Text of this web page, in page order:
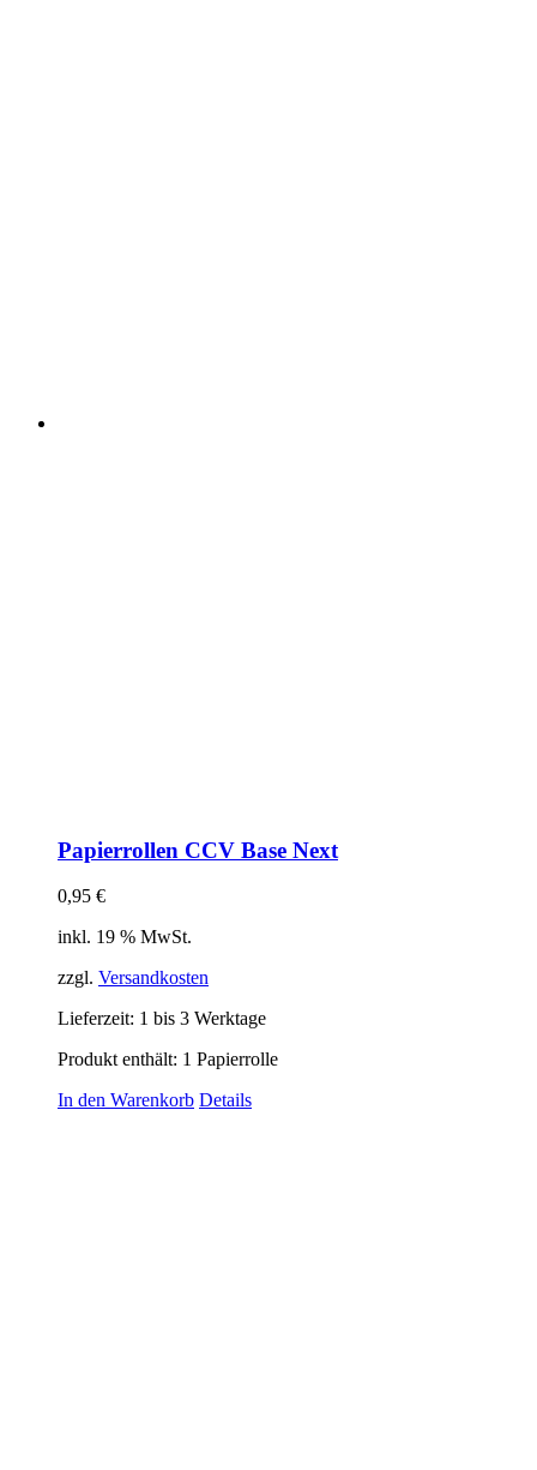
Papierrollen CCV Base Next
0,95 €
inkl. 19 % MwSt.
zzgl. Versandkosten
Lieferzeit: 1 bis 3 Werktage
Produkt enthält: 1 Papierrolle
In den Warenkorb Details